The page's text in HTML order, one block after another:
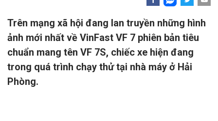
Trên mạng xã hội đang lan truyền những hình
ảnh mới nhất về VinFast VF 7 phiên bản tiêu
chuẩn mang tên VF 7S, chiếc xe hiện đang
trong quá trình chạy thử tại nhà máy ở Hải
Phòng.